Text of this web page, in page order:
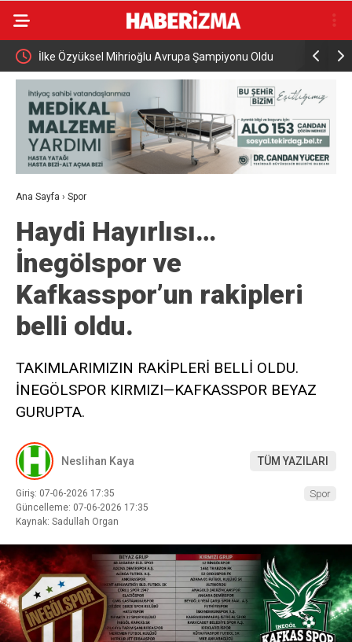
İlke Özyüksel Mihrioğlu Avrupa Şampiyonu Oldu
ziyareti
Ana Sayfa › Spor
Haydi Hayırlısı…
İnegölspor ve
Kafkasspor’un rakipleri
belli oldu.
TAKIMLARIMIZIN RAKİPLERİ BELLİ OLDU.
İNEGÖLSPOR KIRMIZI—KAFKASSPOR BEYAZ
GURUPTA.
Neslihan Kaya TÜM YAZILARI
Giriş: 07-06-2026 17:35
Güncelleme: 07-06-2026 17:35
Kaynak: Sadullah Organ
Spor